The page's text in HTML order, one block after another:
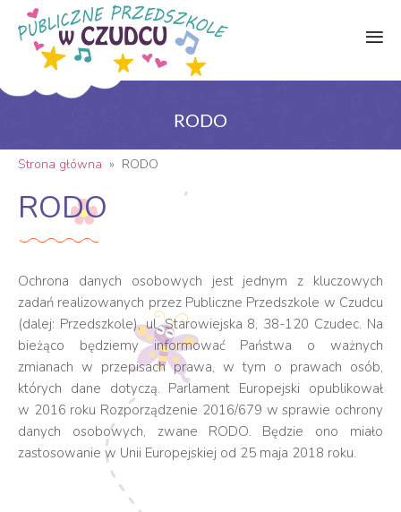
RODO
Strona główna » RODO
RODO
Ochrona danych osobowych jest jednym z kluczowych
zadań realizowanych przez Publiczne Przedszkole w Czudcu
(dalej: Przedszkole), ul. Starowiejska 8, 38-120 Czudec. Na
bieżąco będziemy informować Państwa o ważnych
zmianach w przepisach prawa, w tym o prawach osób,
których dane dotyczą. Parlament Europejski opublikował
w 2016 roku Rozporządzenie 2016/679 w sprawie ochrony
danych osobowych, zwane RODO. Będzie ono miało
zastosowanie w Unii Europejskiej od 25 maja 2018 roku.